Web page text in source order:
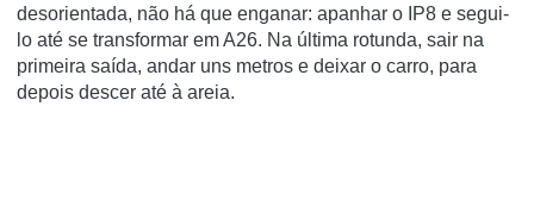
desorientada, não há que enganar: apanhar o IP8 e segui-
lo até se transformar em A26. Na última rotunda, sair na
primeira saída, andar uns metros e deixar o carro, para
depois descer até à areia.